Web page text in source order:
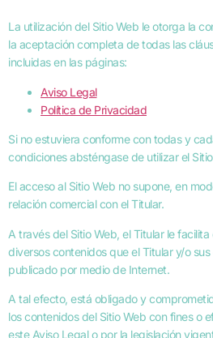
La utilización del Sitio Web le otorga la
la aceptación completa de todas las
incluidas en las páginas:
Aviso Legal
Política de Privacidad
Si no estuviera conforme con todas y
condiciones absténgase de utilizar el
El acceso al Sitio Web no supone, en
relación comercial con el Titular.
A través del Sitio Web, el Titular le
diversos contenidos que el Titular y/o
publicado por medio de Internet.
A tal efecto, está obligado y
los contenidos del Sitio Web con fines o
este Aviso Legal o por la legislación